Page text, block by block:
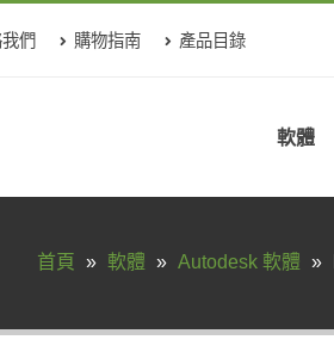
們 購物指南 產品目錄
軟體
首頁 » 軟體 » Autodesk 軟體 »